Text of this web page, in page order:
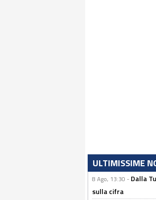
ULTIMISSIME
8 Ago, 13:30 - Dalla
sulla cifra